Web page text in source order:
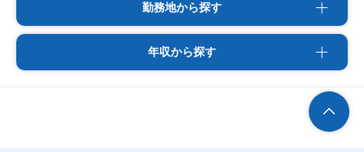
勤務地から探す
年収から探す